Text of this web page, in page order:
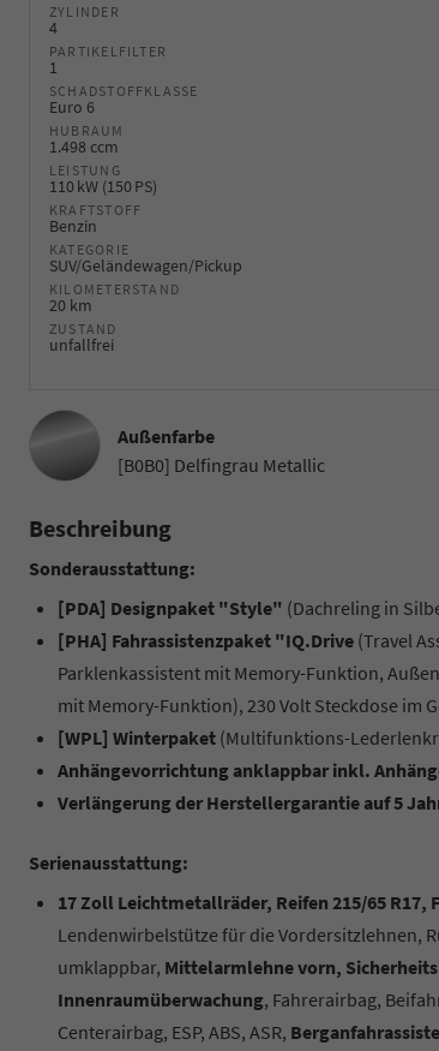
ZYLINDER
4
PARTIKELFILTER
1
SCHADSTOFFKLASSE
Euro 6
HUBRAUM
1.498 ccm
LEISTUNG
110 kW (150 PS)
KRAFTSTOFF
Benzin
KATEGORIE
SUV/Geländewagen/Pickup
KILOMETERSTAND
20 km
ZUSTAND
unfallfrei
Außenfarbe
[B0B0] Delfingrau Metallic
Beschreibung
Sonderausstattung:
[PDA] Designpaket "Style" (Dachreling in
[PHA] Fahrassistenzpaket "IQ.Drive (Travel
Parklenkassistent mit Memory-Funktion,
mit Memory-Funktion), 230 Volt Steckdose im
[WPL] Winterpaket (Multifunktions-
Anhängevorrichtung anklappbar inkl.
Verlängerung der Herstellergarantie auf 5
Serienausstattung:
17 Zoll Leichtmetallräder, Reifen 215/65 R17,
Lendenwirbelstütze für die Vordersitzlehnen,
umklappbar, Mittelarmlehne vorn,
Innenraumüberwachung, Fahrerairbag,
Centerairbag, ESP, ABS, ASR,